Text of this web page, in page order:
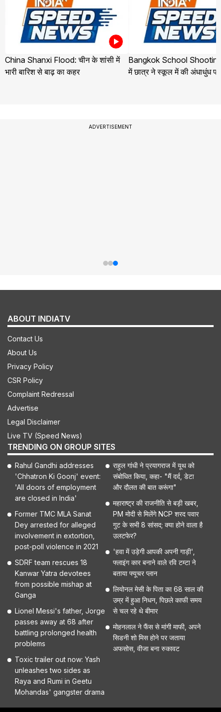
China Shanxi Flood: चीन के शांसी में
भारी बारिश से बाढ़ का कहर
Bangkok School
में छात्र ने स्कूल में की अंधाधुंध
ADVERTISEMENT
ABOUT INDIATV
Contact Us
About Us
Privacy Policy
CSR Policy
Complaint Redressal
Advertise
Legal Disclaimer
Live TV (Speed News)
TRENDING ON GROUP SITES
Rahul Gandhi addresses
'Chhatron Ki Goonj' event:
'All doors of employment
are closed in India'
Former TMC MLA Sanat
Dey arrested for alleged
involvement in extortion,
post-poll violence in 2021
SDRF team rescues 18
Kanwar Yatra devotees
from possible mishap at
Ganga
Lionel Messi's father, Jorge
passes away at 68 after
battling prolonged health
problems
Toxic trailer out now: Yash
unleashes two sides as
Raya and Rumi in Geetu
Mohandas' gangster drama
राहुल गांधी ने प्रयागराज में यूथ को
संबोधित किया, कहा- "मैं दर्द, डेटा
और दौलत की बात करूंगा"
महाराष्ट्र की राजनीति से बड़ी खबर,
PM मोदी से मिलेंगे NCP शरद पवार
गुट के सभी 8 सांसद; क्या होने वाला है
उलटफेर?
'हवा में उड़ेगी आपकी अपनी गाड़ी',
फ्लाइंग कार बनाने वाले रवि टम्टा ने
बताया फ्यूचर प्लान
लियोनल मेसी के पिता का 68 साल की
उम्र में हुआ निधन, पिछले काफी समय
से चल रहे थे बीमार
मोहनलाल ने फैंस से मांगी माफी, अपने
सिडनी शो मिस होने पर जताया
अफसोस, वीजा बना रुकावट